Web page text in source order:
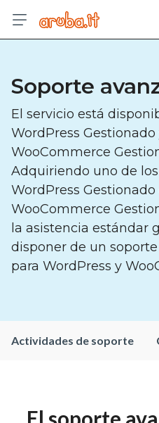
Soporte
El servicio está
WordPress
WooCommerce
Adquiriendo uno de
WordPress
WooCommerce
la asistencia estándar
disponer de un
para WordPress y
Actividades de soporte